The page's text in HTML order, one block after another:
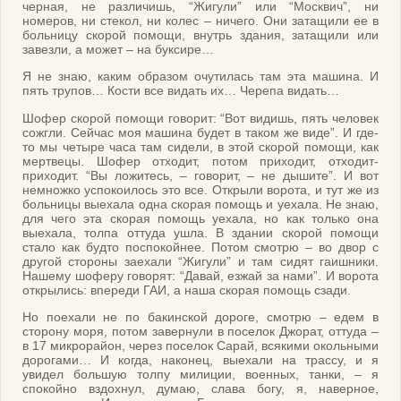
черная, не различишь, “Жигули” или “Москвич”, ни
номеров, ни стекол, ни колес – ничего. Они затащили ее в
больницу скорой помощи, внутрь здания, затащили или
завезли, а может – на буксире…
Я не знаю, каким образом очутилась там эта машина. И
пять трупов… Кости все видать их… Черепа видать…
Шофер скорой помощи говорит: “Вот видишь, пять человек
сожгли. Сейчас моя машина будет в таком же виде”. И где-
то мы четыре часа там сидели, в этой скорой помощи, как
мертвецы. Шофер отходит, потом приходит, отходит-
приходит. “Вы ложитесь, – говорит, – не дышите”. И вот
немножко успокоилось это все. Открыли ворота, и тут же из
больницы выехала одна скорая помощь и уехала. Не знаю,
для чего эта скорая помощь уехала, но как только она
выехала, толпа оттуда ушла. В здании скорой помощи
стало как будто поспокойнее. Потом смотрю – во двор с
другой стороны заехали “Жигули” и там сидят гаишники.
Нашему шоферу говорят: “Давай, езжай за нами”. И ворота
открылись: впереди ГАИ, а наша скорая помощь сзади.
Но поехали не по бакинской дороге, смотрю – едем в
сторону моря, потом завернули в поселок Джорат, оттуда –
в 17 микрорайон, через поселок Сарай, всякими окольными
дорогами… И когда, наконец, выехали на трассу, и я
увидел большую толпу милиции, военных, танки, – я
спокойно вздохнул, думаю, слава богу, я, наверное,